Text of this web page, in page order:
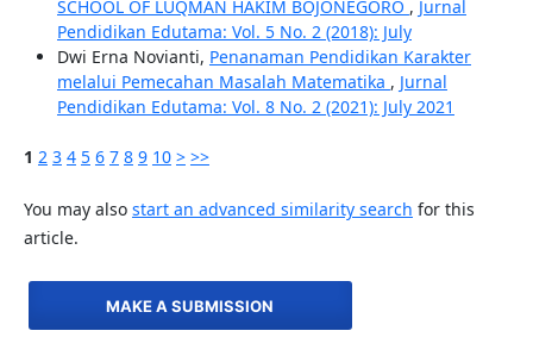
SCHOOL OF LUQMAN HAKIM BOJONEGORO , Jurnal
Pendidikan Edutama: Vol. 5 No. 2 (2018): July
Dwi Erna Novianti, Penanaman Pendidikan Karakter
melalui Pemecahan Masalah Matematika , Jurnal
Pendidikan Edutama: Vol. 8 No. 2 (2021): July 2021
1 2 3 4 5 6 7 8 9 10 > >>
You may also start an advanced similarity search for this
article.
MAKE A SUBMISSION